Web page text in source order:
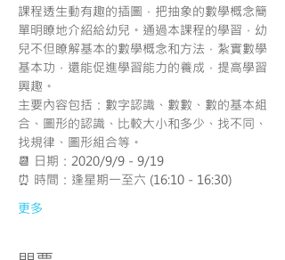
課程透生動有趣的插圖，把抽象的數學概念簡
單明瞭地介紹給幼兒。通過本課程的學習，幼
兒不但瞭解基本的數學概念和方法，紮實數學
基本功，還能促進學習能力的養成，提高學習
興趣。
主要內容包括：數字認識、數數、數的基本組
合、圖形的認識、比較大小和多少、找不同、
找規律、圖形組合等。
📆 日期：2020/9/9 - 9/19
⏰ 時間：逢星期一至六 (16:10 - 16:30)
更多